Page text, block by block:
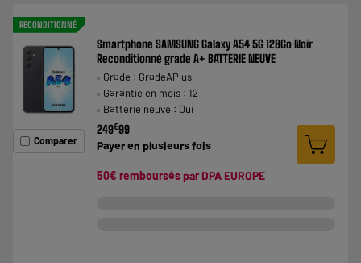
RECONDITIONNÉ
Comparer
Smartphone SAMSUNG Galaxy A54 5G 128Go Noir
Reconditionné grade A+ BATTERIE NEUVE
Grade : GradeAPlus
Garantie en mois : 12
Batterie neuve : Oui
249€99
Payer en plusieurs fois
50€ remboursés par DPA EUROPE